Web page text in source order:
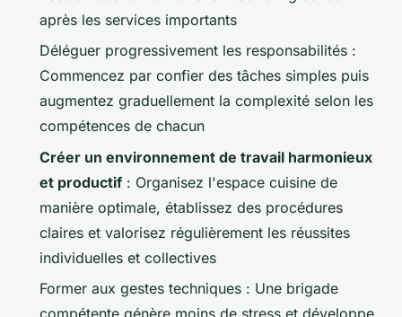
après les services importants
Déléguer progressivement les responsabilités :
Commencez par confier des tâches simples puis
augmentez graduellement la complexité selon les
compétences de chacun
Créer un environnement de travail harmonieux
et productif : Organisez l'espace cuisine de
manière optimale, établissez des procédures
claires et valorisez régulièrement les réussites
individuelles et collectives
Former aux gestes techniques : Une brigade